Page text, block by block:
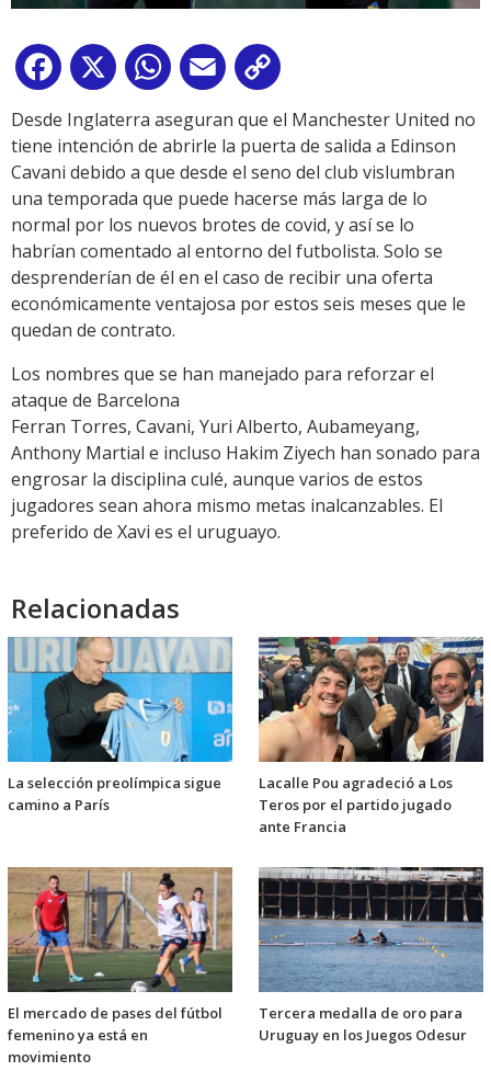
Facebook
X WhatsApp
Email
Link
Desde Inglaterra aseguran que el Manchester United no
tiene intención de abrirle la puerta de salida a Edinson
Cavani debido a que desde el seno del club vislumbran
una temporada que puede hacerse más larga de lo
normal por los nuevos brotes de covid, y así se lo
habrían comentado al entorno del futbolista. Solo se
desprenderían de él en el caso de recibir una oferta
económicamente ventajosa por estos seis meses que le
quedan de contrato.
Los nombres que se han manejado para reforzar el
ataque de Barcelona
Ferran Torres, Cavani, Yuri Alberto, Aubameyang,
Anthony Martial e incluso Hakim Ziyech han sonado para
engrosar la disciplina culé, aunque varios de estos
jugadores sean ahora mismo metas inalcanzables. El
preferido de Xavi es el uruguayo.
Relacionadas
La selección preolímpica sigue
camino a París
Lacalle Pou agradeció a Los
Teros por el partido jugado
ante Francia
El mercado de pases del fútbol
femenino ya está en
movimiento
Tercera medalla de oro para
Uruguay en los Juegos Odesur